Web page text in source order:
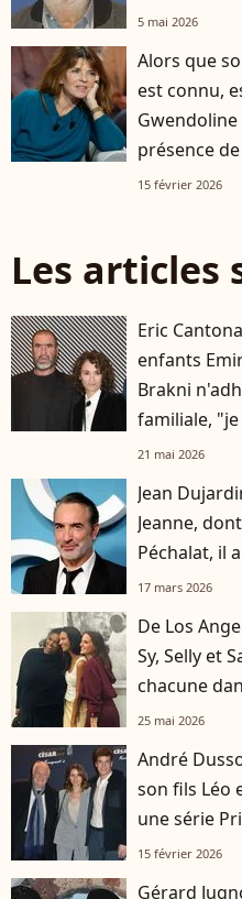
5 mai 2026
Alors que
est connu,
présence
15 février 2026
Les articles
Eric
enfants
Brakni
familiale,
d'avis"
21 mai 2026
Jean
Jeanne,
Péchalat, il
17 mars 2026
De Los
Sy, Selly et
chacune
25 mai 2026
André
son fils Léo
une série
15 février 2026
Gérard